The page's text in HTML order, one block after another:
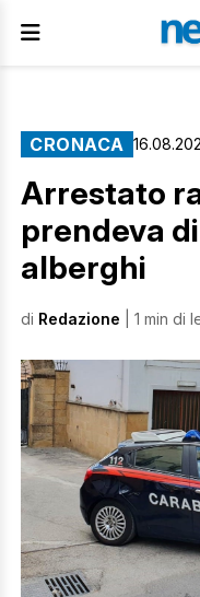
CRONACA
Arrestato
prendeva
alberghi
di Redazione | 1 min di